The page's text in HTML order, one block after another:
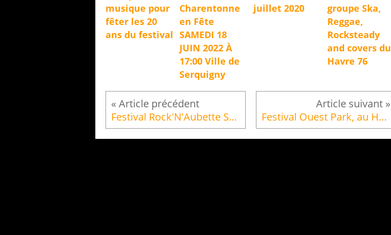
musique pour
fêter les 20
ans du festival
Charentonne
en Fête
SAMEDI 18
JUIN 2022 À
17:00 Ville de
Serquigny
juillet 2020
groupe Ska,
Reggae,
Rocksteady
and covers du
Havre 76
Festival Rock'N'Aubette Saint Léger du Bourg Denis 17 & 18 octobre 2014 - 3ème édition Festival Ouest Park, au Havre, du 16 au 19 octobre 2014 - Le blog La Murmure